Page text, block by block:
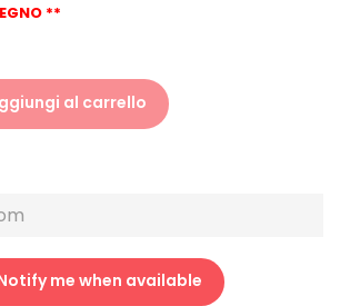
**
al carrello
me when available